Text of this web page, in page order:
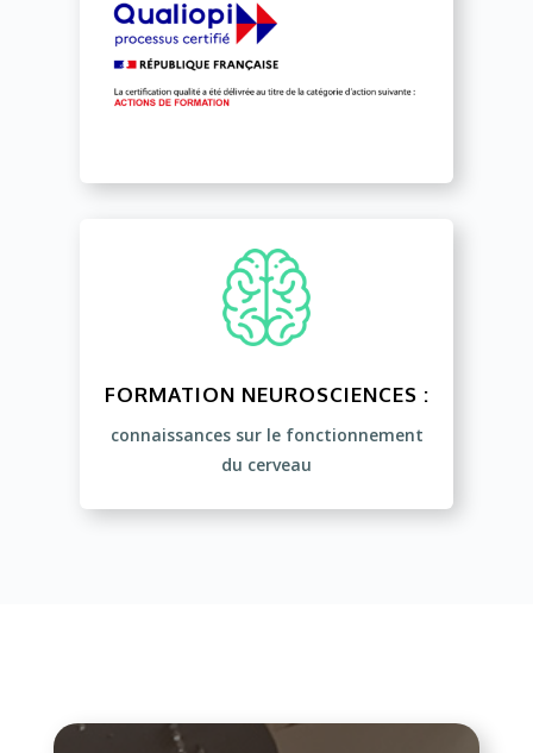
FORMATION NEUROSCIENCES :
connaissances sur le fonctionnement
du cerveau